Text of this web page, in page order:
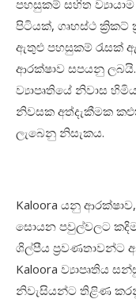
පහසුකම් සහිත
පිටියක්, ගෘහස්ථ ක්‍රිකට්
ඇතුළු පහසුකම් රැසක්
ආරක්ෂාව සපයනු
ව්‍යාපෘතියේ නිවාස
නිවසක අත්දැකීමක
ලැබෙනු නිසැකය.
Kaloora යනු
සොයන පවුල්වලට
ශිල්පීය ප්‍රවණතාවන්ට
Kaloora ව්‍යාපෘතිය
නිවැසියන්ට තිළිණ